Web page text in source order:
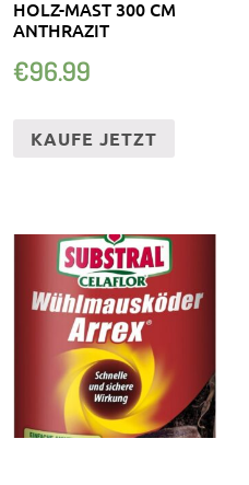
HOLZ-MAST 300 CM
ANTHRAZIT
€96.99
KAUFE JETZT